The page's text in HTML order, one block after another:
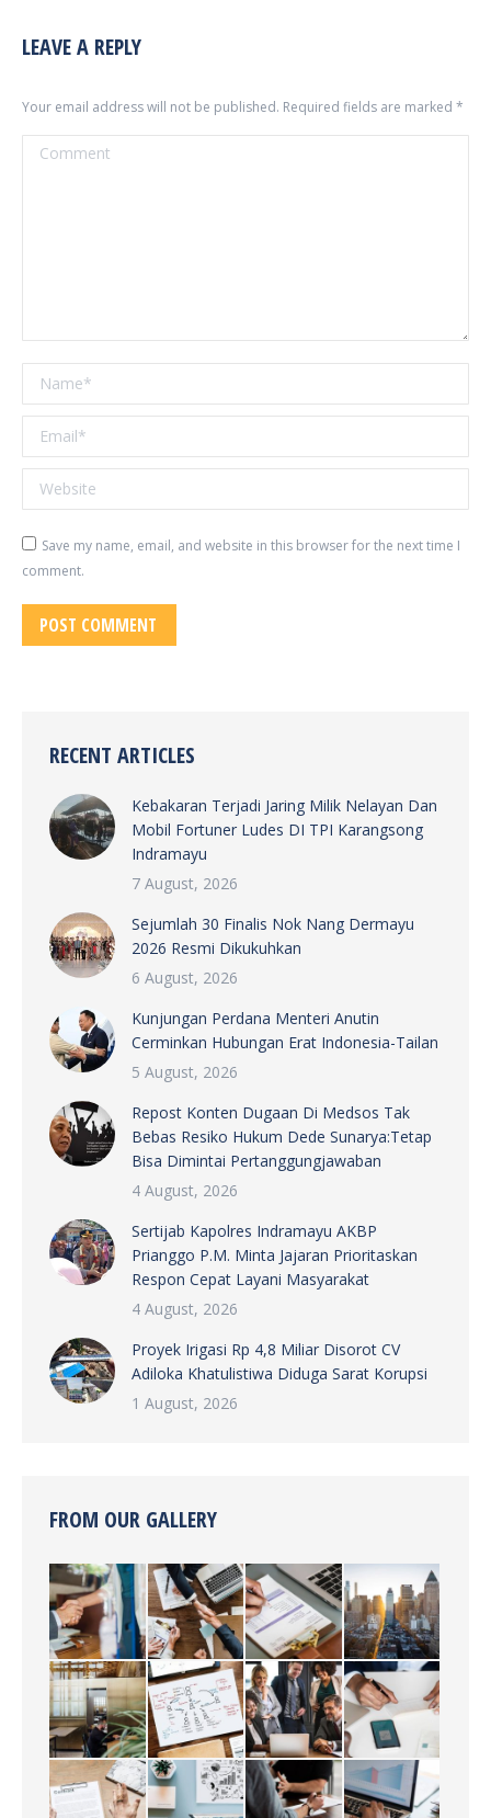
LEAVE A REPLY
Your email address will not be published. Required fields are marked *
Comment
Name *
Email *
Website
Save my name, email, and website in this browser for the next time I
comment.
POST COMMENT
RECENT ARTICLES
Kebakaran Terjadi Jaring Milik Nelayan Dan
Mobil Fortuner Ludes DI TPI Karangsong
Indramayu
7 August, 2026
Sejumlah 30 Finalis Nok Nang Dermayu
2026 Resmi Dikukuhkan
6 August, 2026
Kunjungan Perdana Menteri Anutin
Cerminkan Hubungan Erat Indonesia-Tailan
5 August, 2026
Repost Konten Dugaan Di Medsos Tak
Bebas Resiko Hukum Dede Sunarya:Tetap
Bisa Dimintai Pertanggungjawaban
4 August, 2026
Sertijab Kapolres Indramayu AKBP
Prianggo P.M. Minta Jajaran Prioritaskan
Respon Cepat Layani Masyarakat
4 August, 2026
Proyek Irigasi Rp 4,8 Miliar Disorot CV
Adiloka Khatulistiwa Diduga Sarat Korupsi
1 August, 2026
FROM OUR GALLERY